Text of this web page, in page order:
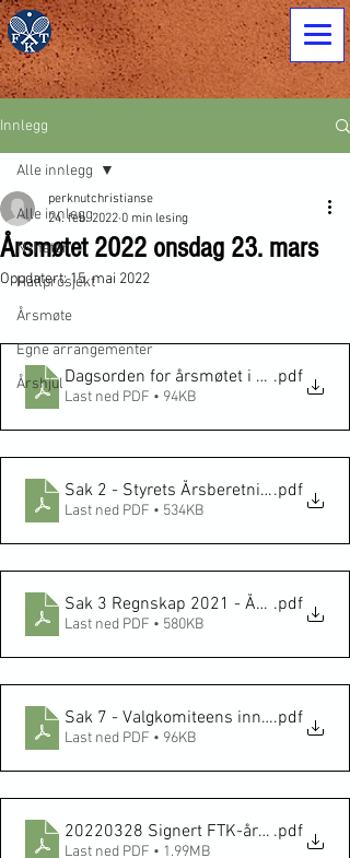
Innlegg
Alle innlegg
Nyheter
Hallprosjekt
Årsmøte
Egne arrangementer
Årshjul
Alle innlegg
Årsmøtet 2022 onsdag 23. mars
perknutchristianse
24. feb. 2022 0 min lesing
Oppdatert:15. mai 2022
Dagsorden for årsmøtet i FTK 2022-
.pdf
Last ned PDF • 94KB
Sak 2 - Styrets Årsberetning for 2021
.pdf
Last ned PDF • 534KB
Sak 3 Regnskap 2021 - Årsmøtet
.pdf
Last ned PDF • 580KB
Sak 7 - Valgkomiteens innstilling til
.pdf
Last ned PDF • 96KB
20220328 Signert FTK- .pdf
Last ned PDF • 1.99MB